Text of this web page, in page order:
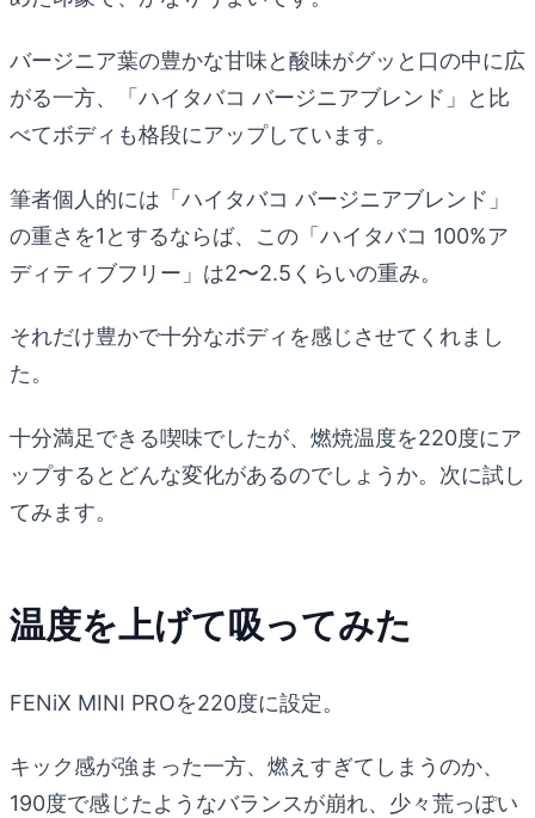
バージニア葉の豊かな甘味と酸味がグッと口の中に広
がる一方、「ハイタバコ バージニアブレンド」と比
べてボディも格段にアップしています。
筆者個人的には「ハイタバコ バージニアブレンド」
の重さを1とするならば、この「ハイタバコ 100%ア
ディティブフリー」は2〜2.5くらいの重み。
それだけ豊かで十分なボディを感じさせてくれまし
た。
十分満足できる喫味でしたが、燃焼温度を220度にア
ップするとどんな変化があるのでしょうか。次に試し
てみます。
温度を上げて吸ってみた
FENiX MINI PROを220度に設定。
キック感が強まった一方、燃えすぎてしまうのか、
190度で感じたようなバランスが崩れ、少々荒っぽい